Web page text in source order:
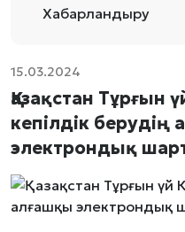
Хабарландыру
15.03.2024
Қазақстан Тұрғын
кепілдік берудің
электрондық